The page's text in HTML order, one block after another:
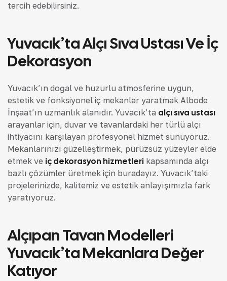
tercih edebilirsiniz.
Yuvacık’ta Alçı Sıva Ustası Ve İç
Dekorasyon
Yuvacık’ın doğal ve huzurlu atmosferine uygun,
estetik ve fonksiyonel iç mekanlar yaratmak Albode
İnşaat’ın uzmanlık alanıdır. Yuvacık’ta alçı sıva ustası
arayanlar için, duvar ve tavanlardaki her türlü alçı
ihtiyacını karşılayan profesyonel hizmet sunuyoruz.
Mekanlarınızı güzelleştirmek, pürüzsüz yüzeyler elde
etmek ve iç dekorasyon hizmetleri kapsamında alçı
bazlı çözümler üretmek için buradayız. Yuvacık’taki
projelerinizde, kalitemiz ve estetik anlayışımızla fark
yaratıyoruz.
Alçıpan Tavan Modelleri
Yuvacık’ta Mekanlara Değer
Katıyor